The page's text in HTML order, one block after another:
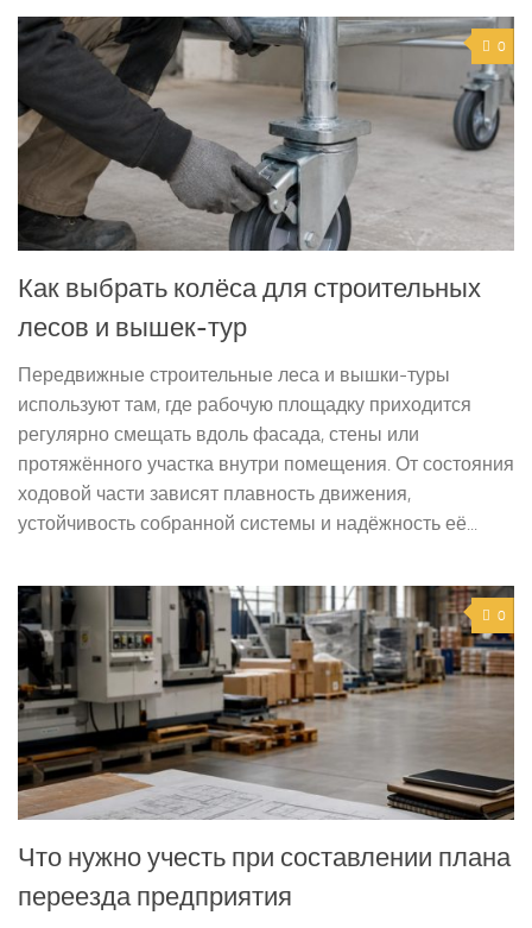
0
Как выбрать колёса для строительных
лесов и вышек-тур
Передвижные строительные леса и вышки-туры
используют там, где рабочую площадку приходится
регулярно смещать вдоль фасада, стены или
протяжённого участка внутри помещения. От состояния
ходовой части зависят плавность движения,
устойчивость собранной системы и надёжность её...
0
Что нужно учесть при составлении плана
переезда предприятия